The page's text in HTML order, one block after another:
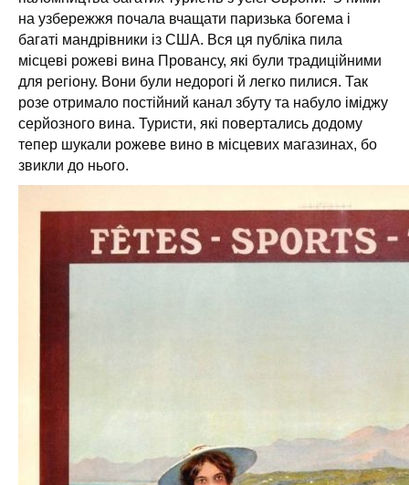
на узбережжя почала вчащати паризька богема і
багаті мандрівники із США. Вся ця публіка пила
місцеві рожеві вина Провансу, які були традиційними
для регіону. Вони були недорогі й легко пилися. Так
розе отримало постійний канал збуту та набуло іміджу
серйозного вина. Туристи, які повертались додому
тепер шукали рожеве вино в місцевих магазинах, бо
звикли до нього.